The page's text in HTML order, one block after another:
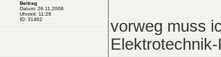
Beitrag
Datum: 26.11.2008
Uhrzeit: 11:28
ID: 31462
vorweg muss